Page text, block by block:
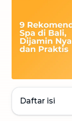
Daftar isi